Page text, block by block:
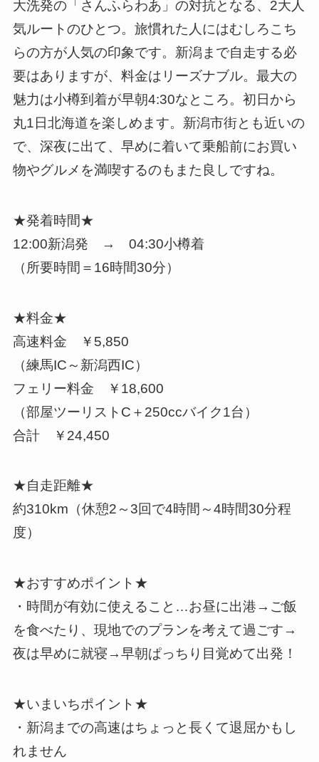
大洗発の「さんふらわあ」の対抗となる、2大人
気ルートのひとつ。旅慣れた人にはむしろこち
らの方が人気の印象です。新潟まで自走する必
要はありますが、料金はリーズナブル。最大の
魅力は小樽到着が早朝4:30なところ。初日から
丸1日北海道を楽しめます。新潟市街とも近いの
で、深夜に出て、早めに着いて乗船前にお買い
物やグルメを満喫するのもまた良しですね。
★発着時間★
12:00新潟発 → 04:30小樽着
（所要時間＝16時間30分）
★料金★
高速料金 ￥5,850
（練馬IC～新潟西IC）
フェリー料金 ￥18,600
（部屋ツーリストC＋250ccバイク1台）
合計 ￥24,450
★自走距離★
約310km（休憩2～3回で4時間～4時間30分程
度）
★おすすめポイント★
・時間が有効に使えること…お昼に出港→ご飯
を食べたり、現地でのプランを考えて過ごす→
夜は早めに就寝→早朝ぱっちり目覚めて出発！
★いまいちポイント★
・新潟までの高速はちょっと長くて退屈かもし
れません